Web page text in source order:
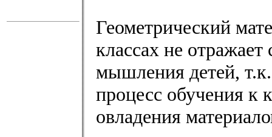
Геометрический
классах не
мышления детей,
процесс обучения к
овладения